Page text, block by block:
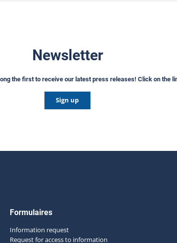
Newsletter
the first to receive our latest press releases! Click on the
Sign up
Formulaires
Information request
Request for access to information